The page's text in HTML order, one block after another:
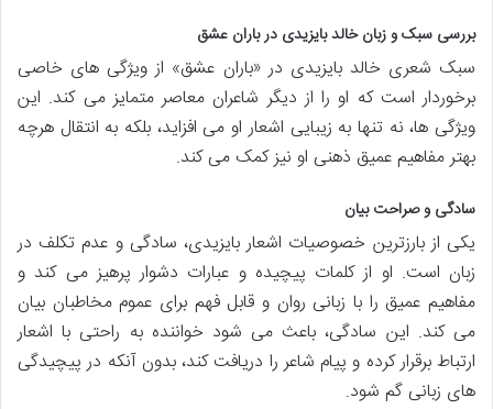
بررسی سبک و زبان خالد بایزیدی در باران عشق
سبک شعری خالد بایزیدی در «باران عشق» از ویژگی های خاصی
برخوردار است که او را از دیگر شاعران معاصر متمایز می کند. این
ویژگی ها، نه تنها به زیبایی اشعار او می افزاید، بلکه به انتقال هرچه
بهتر مفاهیم عمیق ذهنی او نیز کمک می کند.
سادگی و صراحت بیان
یکی از بارزترین خصوصیات اشعار بایزیدی، سادگی و عدم تکلف در
زبان است. او از کلمات پیچیده و عبارات دشوار پرهیز می کند و
مفاهیم عمیق را با زبانی روان و قابل فهم برای عموم مخاطبان بیان
می کند. این سادگی، باعث می شود خواننده به راحتی با اشعار
ارتباط برقرار کرده و پیام شاعر را دریافت کند، بدون آنکه در پیچیدگی
های زبانی گم شود.